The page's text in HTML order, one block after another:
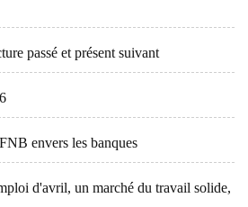
passé et présent suivant
envers les banques
d'avril, un marché du travail solide,